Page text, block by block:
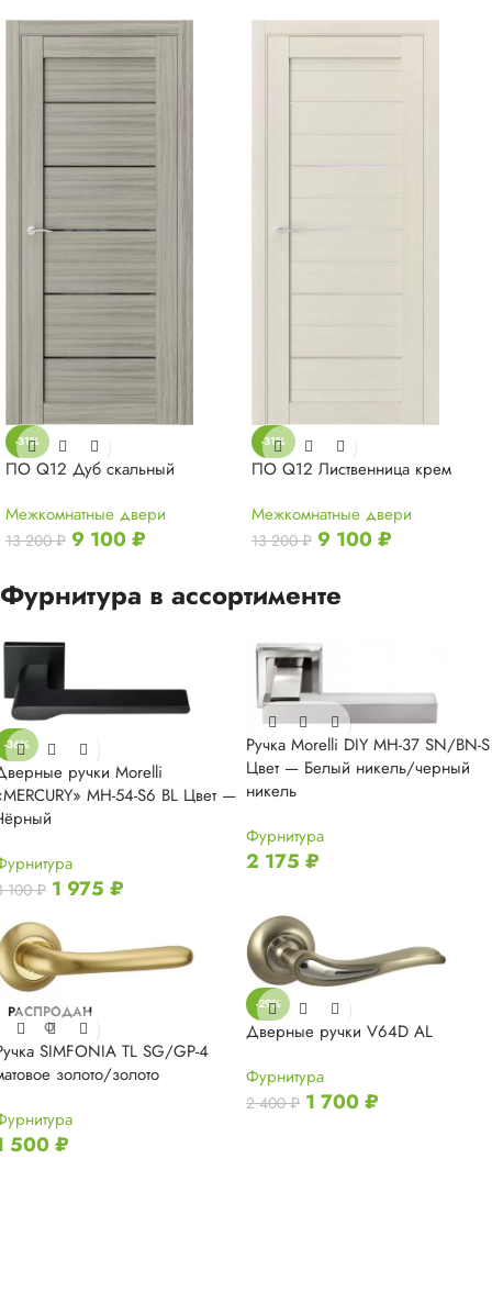
-31%
ПО Q12 Дуб скальный
Межкомнатные двери
13 200₽ 9 100₽
-31%
ПО Q12 Лиственница крем
Межкомнатные двери
13 200₽ 9 100₽
Фурнитура в ассортименте
-36%
ручки Morelli
MH-54-S6 BL Цвет —
100₽ 1 975 ₽
Ручка Morelli DIY MH-37 SN/BN-S
Цвет — Белый никель/черный
никель
Фурнитура
2 175 ₽
РАСПРОДАН
О
SIMFONIA TL SG/GP-4
золото/золото
500₽
-29%
Дверные ручки V64D AL
Фурнитура
2 400₽ 1 700₽